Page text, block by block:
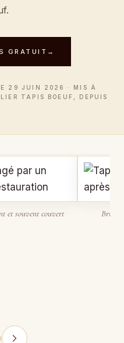
GRATUIT →
29 JUIN 2026 · MIS À
TAPIS BOEUF, DEPUIS
et souvent couvert